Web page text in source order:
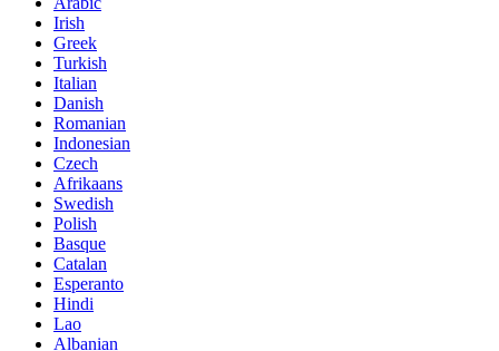
Irish
Greek
Turkish
Italian
Danish
Romanian
Indonesian
Czech
Afrikaans
Swedish
Polish
Basque
Catalan
Esperanto
Hindi
Lao
Albanian